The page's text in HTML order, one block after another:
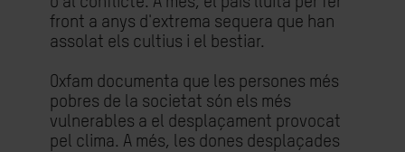
front a anys d'extrema sequera que han
assolat els cultius i el bestiar.
Oxfam documenta que les persones més
pobres de la societat són els més
vulnerables a el desplaçament provocat
pel clima. A més, les dones desplaçades